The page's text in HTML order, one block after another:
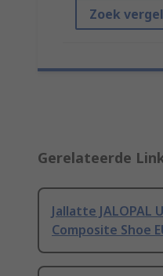
Zoek
Gerelateerde
Jallatte JALOPAL
Composite Shoe